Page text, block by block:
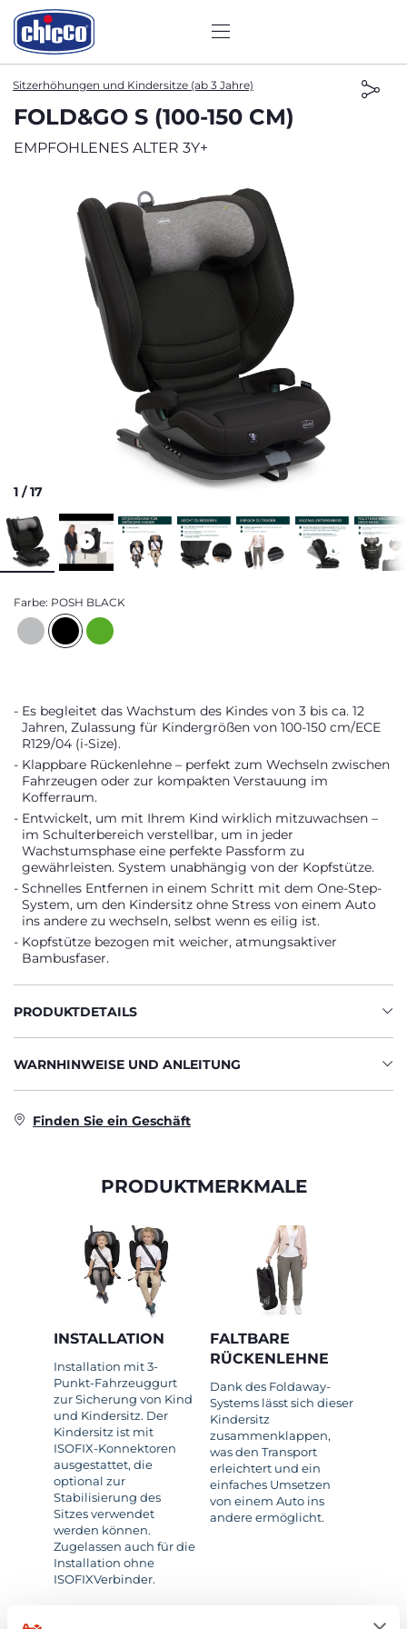
Sitzerhöhungen und Kindersitze (ab 3 Jahre)
FOLD&GO S (100-150 CM)
EMPFOHLENES ALTER 3Y+
1 /17
Farbe: POSH BLACK
Es begleitet das Wachstum des Kindes von 3 bis ca. 12
Jahren, Zulassung für Kindergrößen von 100-150 cm/ECE
R129/04 (i-Size).
Klappbare Rückenlehne – perfekt zum Wechseln zwischen
Fahrzeugen oder zur kompakten Verstauung im
Kofferraum.
Entwickelt, um mit Ihrem Kind wirklich mitzuwachsen –
im Schulterbereich verstellbar, um in jeder
Wachstumsphase eine perfekte Passform zu
gewährleisten. System unabhängig von der Kopfstütze.
Schnelles Entfernen in einem Schritt mit dem One-Step-
System, um den Kindersitz ohne Stress von einem Auto
ins andere zu wechseln, selbst wenn es eilig ist.
Kopfstütze bezogen mit weicher, atmungsaktiver
Bambusfaser.
PRODUKTDETAILS
WARNHINWEISE UND ANLEITUNG
Finden Sie ein Geschäft
PRODUKTMERKMALE
INSTALLATION
Installation mit 3-
Punkt-Fahrzeuggurt
zur Sicherung von Kind
und Kindersitz. Der
Kindersitz ist mit
ISOFIX-Konnektoren
ausgestattet, die
optional zur
Stabilisierung des
Sitzes verwendet
werden können.
Zugelassen auch für die
Installation ohne
ISOFIXVerbinder.
FALTBARE
RÜCKENLEHNE
Dank des Foldaway-
Systems lässt sich dieser
Kindersitz
zusammenklappen,
was den Transport
erleichtert und ein
einfaches Umsetzen
von einem Auto ins
andere ermöglicht.